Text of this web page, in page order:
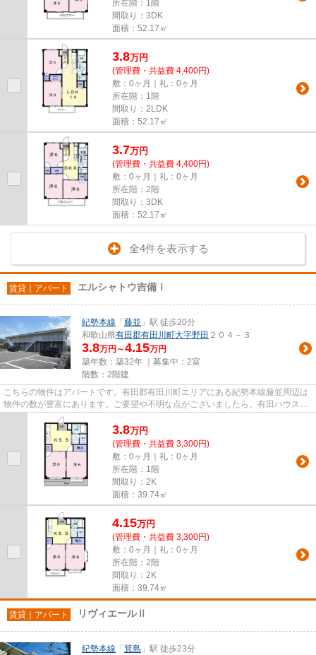
所在階：1階
間取り：3DK
面積：52.17㎡
3.8万円
(管理費・共益費 4,400円)
敷：0ヶ月｜礼：0ヶ月
所在階：1階
間取り：2LDK
面積：52.17㎡
3.7万円
(管理費・共益費 4,400円)
敷：0ヶ月｜礼：0ヶ月
所在階：2階
間取り：3DK
面積：52.17㎡
全4件を表示する
賃貸｜アパート エルシャトウ吉備Ⅰ
紀勢本線 「 藤並 」駅 徒歩20分
和歌山県有田郡有田川町大字野田 ２０４－３
3.8万円～4.15万円
築年数：築32年 ｜募集中： 2室
階数：2階建
こちらの物件はアパートです。有田郡有田川町エリアにある紀勢本線藤並周辺は
物件の数が豊富にあります。ご要望や不明な点がございましたら、有田ハウスに
ご連絡下さい。
3.8万円
(管理費・共益費 3,300円)
敷：0ヶ月｜礼：0ヶ月
所在階：1階
間取り：2K
面積：39.74㎡
4.15万円
(管理費・共益費 3,300円)
敷：0ヶ月｜礼：0ヶ月
所在階：2階
間取り：2K
面積：39.74㎡
賃貸｜アパート リヴィエールⅡ
紀勢本線 「 箕島 」駅 徒歩23分